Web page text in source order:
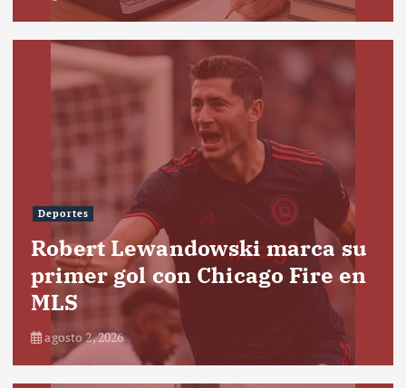
Deportes
Robert Lewandowski marca su
primer gol con Chicago Fire en
MLS
agosto 2, 2026